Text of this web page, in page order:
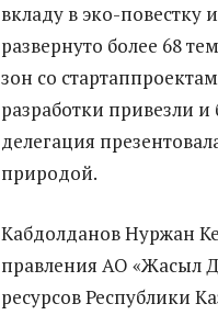
вкладу в эко-повестку
развернуто более 68
зон со
разработки привезли
делегация
природой.
Кабдолданов Нуржан
правления АО «Жасыл
ресурсов Республики